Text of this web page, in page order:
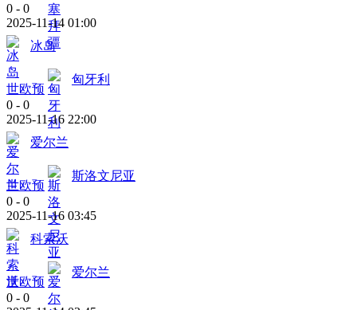
0 - 0
2025-11-14 01:00
冰岛
世欧预
匈牙利
0 - 0
2025-11-16 22:00
爱尔兰
世欧预
斯洛文尼亚
0 - 0
2025-11-16 03:45
科索沃
世欧预
爱尔兰
0 - 0